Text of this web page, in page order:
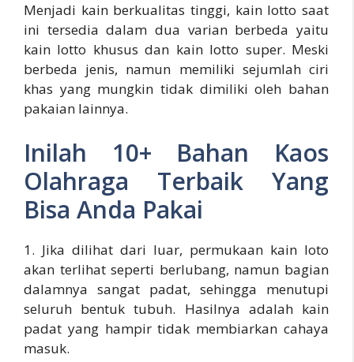
Menjadi kain berkualitas tinggi, kain lotto saat
ini tersedia dalam dua varian berbeda yaitu
kain lotto khusus dan kain lotto super. Meski
berbeda jenis, namun memiliki sejumlah ciri
khas yang mungkin tidak dimiliki oleh bahan
pakaian lainnya.
Inilah 10+ Bahan Kaos
Olahraga Terbaik Yang
Bisa Anda Pakai
1. Jika dilihat dari luar, permukaan kain loto
akan terlihat seperti berlubang, namun bagian
dalamnya sangat padat, sehingga menutupi
seluruh bentuk tubuh. Hasilnya adalah kain
padat yang hampir tidak membiarkan cahaya
masuk.